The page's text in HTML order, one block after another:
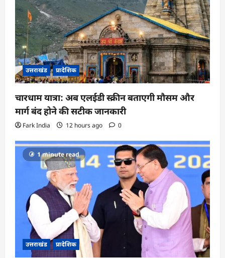
उत्तराखंड प्रादेशिक
चारधाम यात्रा: अब एलईडी स्क्रीन बताएगी मौसम और
मार्ग बंद होने की सटीक जानकारी
Fark India 12 hours ago 0
1 minute read
उत्तराखंड प्रादेशिक